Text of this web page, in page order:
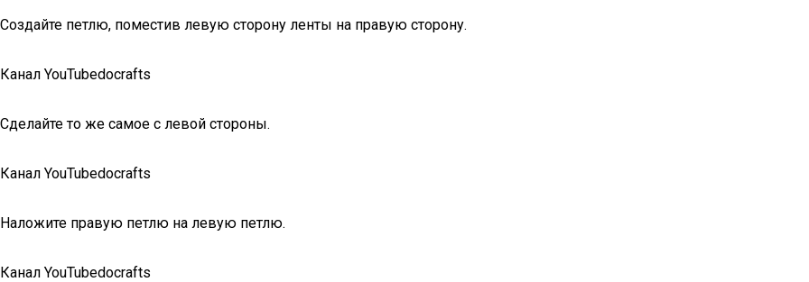
Создайте петлю, поместив левую сторону ленты на правую сторону.
Канал YouTubedocrafts
Сделайте то же самое с левой стороны.
Канал YouTubedocrafts
Наложите правую петлю на левую петлю.
Канал YouTubedocrafts